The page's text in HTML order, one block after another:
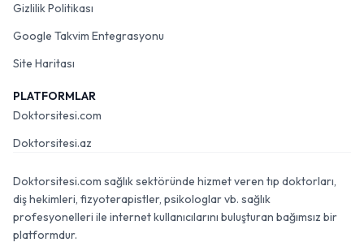
Gizlilik Politikası
Google Takvim Entegrasyonu
Site Haritası
PLATFORMLAR
Doktorsitesi.com
Doktorsitesi.az
Doktorsitesi.com sağlık sektöründe hizmet veren tıp doktorları,
diş hekimleri, fizyoterapistler, psikologlar vb. sağlık
profesyonelleri ile internet kullanıcılarını buluşturan bağımsız bir
platformdur.